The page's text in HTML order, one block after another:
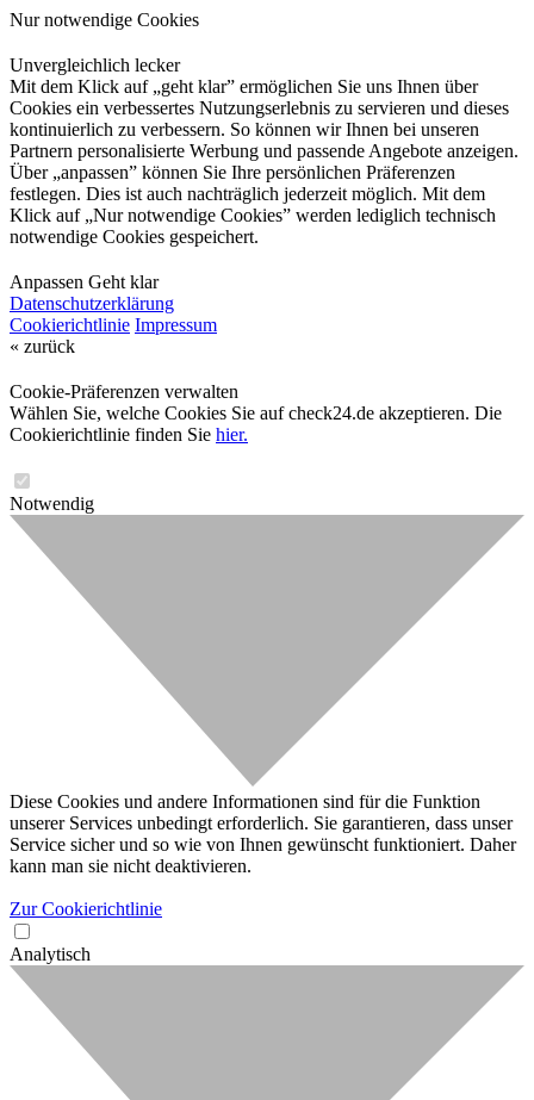
Nur notwendige Cookies
Unvergleichlich lecker
Mit dem Klick auf „geht klar” ermöglichen Sie uns Ihnen über
Cookies ein verbessertes Nutzungserlebnis zu servieren und dieses
kontinuierlich zu verbessern. So können wir Ihnen bei unseren
Partnern personalisierte Werbung und passende Angebote anzeigen.
Über „anpassen” können Sie Ihre persönlichen Präferenzen
festlegen. Dies ist auch nachträglich jederzeit möglich. Mit dem
Klick auf „Nur notwendige Cookies” werden lediglich technisch
notwendige Cookies gespeichert.
Anpassen Geht klar
Datenschutzerklärung
Cookierichtlinie Impressum
« zurück
Cookie-Präferenzen verwalten
Wählen Sie, welche Cookies Sie auf check24.de akzeptieren. Die
Cookierichtlinie finden Sie hier.
Notwendig
Diese Cookies und andere Informationen sind für die Funktion
unserer Services unbedingt erforderlich. Sie garantieren, dass unser
Service sicher und so wie von Ihnen gewünscht funktioniert. Daher
kann man sie nicht deaktivieren.
Zur Cookierichtlinie
Analytisch